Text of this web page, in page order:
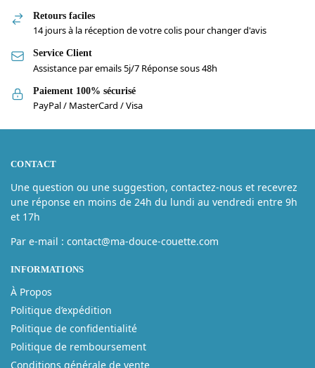
Retours faciles
14 jours à la réception de votre colis pour changer d'avis
Service Client
Assistance par emails 5j/7 Réponse sous 48h
Paiement 100% sécurisé
PayPal / MasterCard / Visa
CONTACT
Une question ou une suggestion, contactez-nous et recevrez
une réponse en moins de 24h du lundi au vendredi entre 9h
et 17h
Par e-mail : contact@ma-douce-couette.com
INFORMATIONS
À Propos
Politique d’expédition
Politique de confidentialité
Politique de remboursement
Conditions générale de vente